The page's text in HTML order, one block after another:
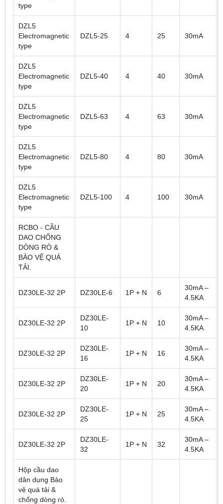
type
DZL5
Electromagnetic
type
DZL5-25 4 25 30mA
DZL5
Electromagnetic
type
DZL5-40 4 40 30mA
DZL5
Electromagnetic
type
DZL5-63 4 63 30mA
DZL5
Electromagnetic
type
DZL5-80 4 80 30mA
DZL5
Electromagnetic
type
DZL5-100 4 100 30mA
RCBO - CẦU
DAO CHỐNG
DÒNG RÒ &
BẢO VỆ QUÁ
TẢI.
DZ30LE-32 2P DZ30LE-6 1P + N 6
30mA –
4.5KA
DZ30LE-32 2P
DZ30LE-
10
1P + N 10
30mA –
4.5KA
DZ30LE-32 2P
DZ30LE-
16
1P + N 16
30mA –
4.5KA
DZ30LE-32 2P
DZ30LE-
20
1P + N 20
30mA –
4.5KA
DZ30LE-32 2P
DZ30LE-
25
1P + N 25
30mA –
4.5KA
DZ30LE-32 2P
DZ30LE-
32
1P + N 32
30mA –
4.5KA
Hộp cầu dao
dân dụng Bảo
vệ quá tải &
chống dòng rò.